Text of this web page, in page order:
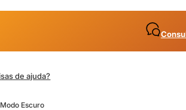
de ajuda?
Escuro